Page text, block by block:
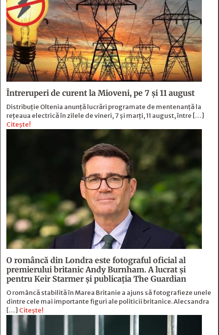
Întreruperi de curent la Mioveni, pe 7 și 11 august
Distribuție Oltenia anunță lucrări programate de mentenanță la
rețeaua electrică în zilele de vineri, 7 și marți, 11 august, între […]
Citește!
O româncă din Londra este fotograful oficial al
premierului britanic Andy Burnham. A lucrat și
pentru Keir Starmer și publicația The Guardian
O româncă stabilită în Marea Britanie a ajuns să fotografieze unele
dintre cele mai importante figuri ale politicii britanice. Alecsandra
[…] Citește!